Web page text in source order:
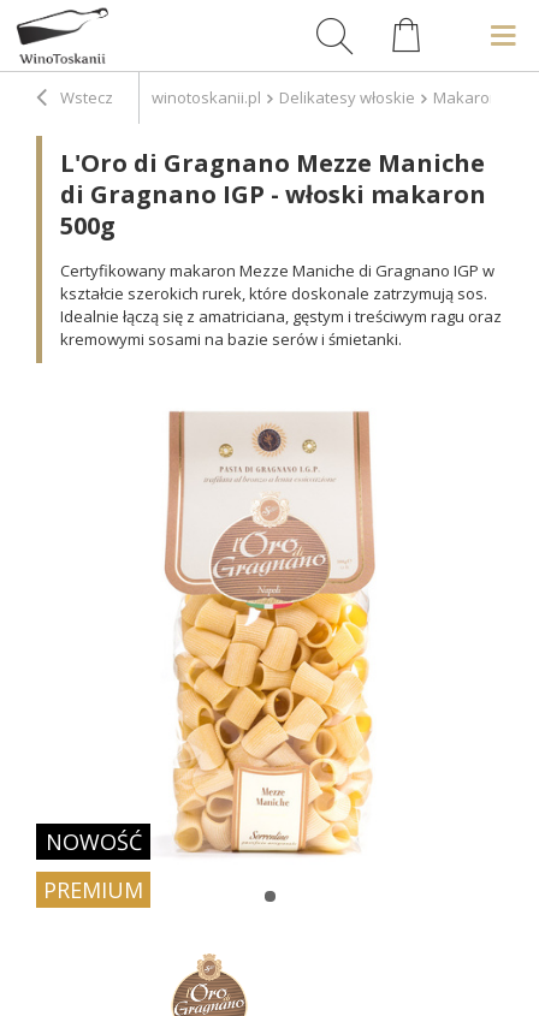
Wstecz winotoskanii.pl Delikatesy włoskie Makarony
L'Oro di Gragnano Mezze Maniche
di Gragnano IGP - włoski makaron
500g
Certyfikowany makaron Mezze Maniche di Gragnano IGP w
kształcie szerokich rurek, które doskonale zatrzymują sos.
Idealnie łączą się z amatriciana, gęstym i treściwym ragu oraz
kremowymi sosami na bazie serów i śmietanki.
NOWOŚĆ
PREMIUM